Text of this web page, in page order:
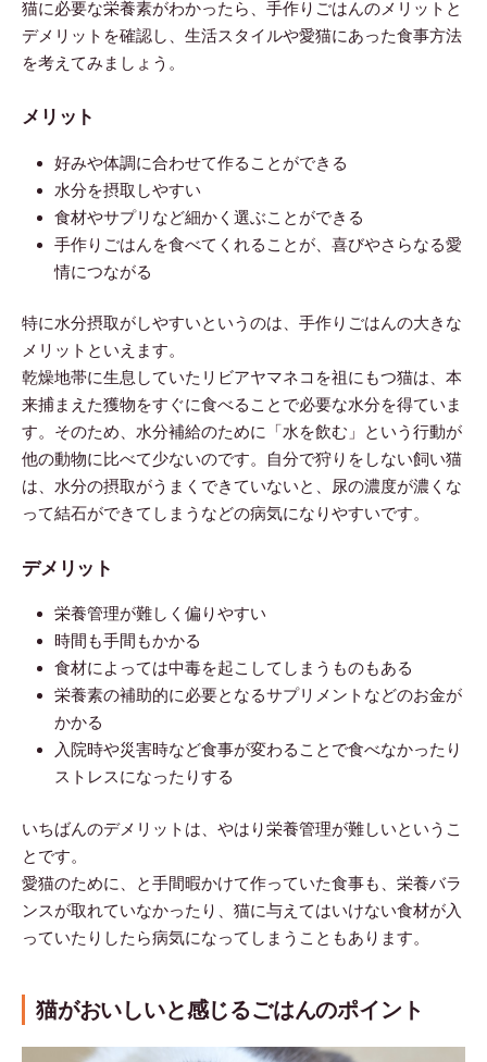
猫に必要な栄養素がわかったら、手作りごはんのメリットと
デメリットを確認し、生活スタイルや愛猫にあった食事方法
を考えてみましょう。
メリット
好みや体調に合わせて作ることができる
水分を摂取しやすい
食材やサプリなど細かく選ぶことができる
手作りごはんを食べてくれることが、喜びやさらなる愛
情につながる
特に水分摂取がしやすいというのは、手作りごはんの大きな
メリットといえます。
乾燥地帯に生息していたリビアヤマネコを祖にもつ猫は、本
来捕まえた獲物をすぐに食べることで必要な水分を得ていま
す。そのため、水分補給のために「水を飲む」という行動が
他の動物に比べて少ないのです。自分で狩りをしない飼い猫
は、水分の摂取がうまくできていないと、尿の濃度が濃くな
って結石ができてしまうなどの病気になりやすいです。
デメリット
栄養管理が難しく偏りやすい
時間も手間もかかる
食材によっては中毒を起こしてしまうものもある
栄養素の補助的に必要となるサプリメントなどのお金が
かかる
入院時や災害時など食事が変わることで食べなかったり
ストレスになったりする
いちばんのデメリットは、やはり栄養管理が難しいというこ
とです。
愛猫のために、と手間暇かけて作っていた食事も、栄養バラ
ンスが取れていなかったり、猫に与えてはいけない食材が入
っていたりしたら病気になってしまうこともあります。
猫がおいしいと感じるごはんのポイント